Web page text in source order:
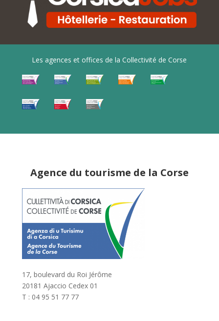
Les agences et offices de la Collectivité de Corse
Agence du tourisme de la Corse
17, boulevard du Roi Jérôme
20181 Ajaccio Cedex 01
T : 04 95 51 77 77